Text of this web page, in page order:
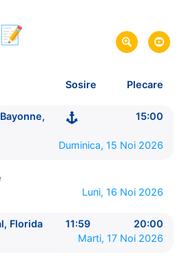
in
oferta
din Cape Liberty, Bayonne,
in Cape Liberty, Bayonne, New
★★★★★
📝
Sosire Plecare
15:00
Duminica, 15 Noi 2026
Luni, 16 Noi 2026
Florida 11:59
20:00
Marti, 17 Noi 2026